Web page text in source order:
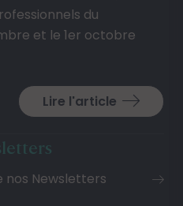
du
et le 1er octobre
Lire l'article
nos Newsletters